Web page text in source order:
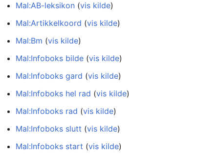
Mal:AB-leksikon (vis kilde)
Mal:Artikkelkoord (vis kilde)
Mal:Bm (vis kilde)
Mal:Infoboks bilde (vis kilde)
Mal:Infoboks gard (vis kilde)
Mal:Infoboks hel rad (vis kilde)
Mal:Infoboks rad (vis kilde)
Mal:Infoboks slutt (vis kilde)
Mal:Infoboks start (vis kilde)